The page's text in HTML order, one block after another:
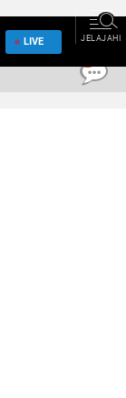
LIVE JELAJAHI